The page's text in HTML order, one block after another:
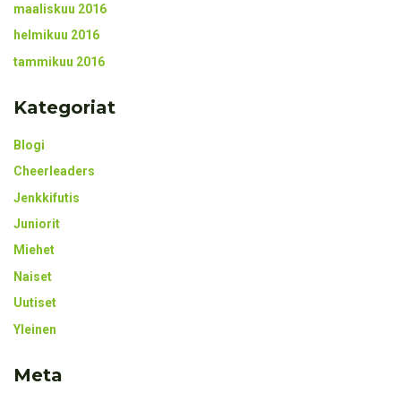
maaliskuu 2016
helmikuu 2016
tammikuu 2016
Kategoriat
Blogi
Cheerleaders
Jenkkifutis
Juniorit
Miehet
Naiset
Uutiset
Yleinen
Meta